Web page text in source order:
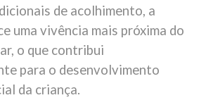
de acolhimento, a
uma vivência mais próxima do
o que contribui
para o desenvolvimento
da criança.